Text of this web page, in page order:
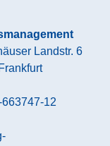
Landstr. 6
Frankfurt
12